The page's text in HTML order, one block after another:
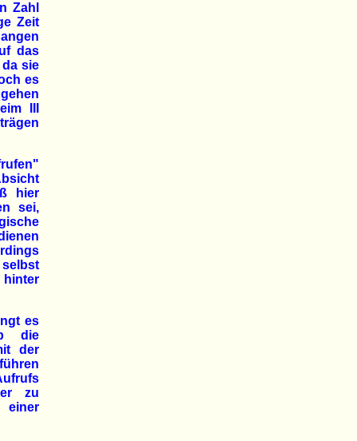
Zahl
Zeit
das
sie
es
III
hier
sei,
es
die
der
zu
einer